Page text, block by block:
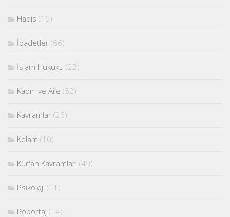
Hadis (15)
İbadetler (66)
İslam Hukuku (22)
Kadın ve Aile (52)
Kavramlar (26)
Kelam (10)
Kur'an Kavramları (49)
Psikoloji (11)
Röportaj (14)